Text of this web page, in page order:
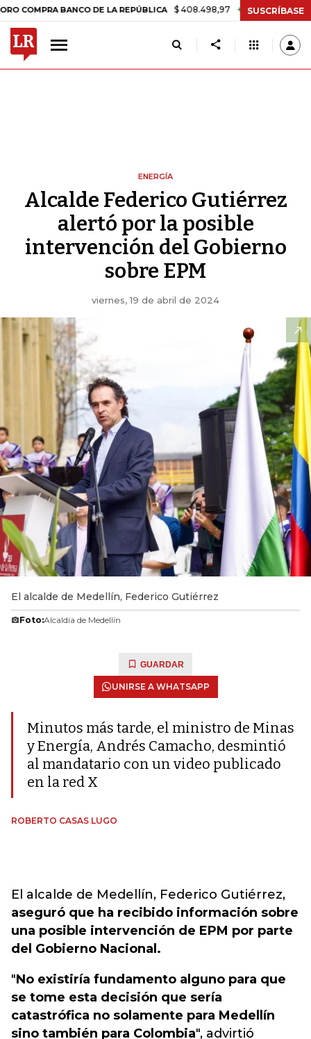
BANCO DE LA REPÚBLICA $ 408.498,97 +$ 8.753,81 +2,19%
SUSCRÍBASE
ENERGÍA
Alcalde Federico Gutiérrez
alertó por la posible
intervención del Gobierno
sobre EPM
viernes, 19 de abril de 2024
El alcalde de Medellín, Federico Gutiérrez
Foto:Alcaldía de Medellín
GUARDAR
UNIRSE A WHATSAPP
Minutos más tarde, el ministro de Minas
y Energía, Andrés Camacho, desmintió
al mandatario con un video publicado
en la red X
ROBERTO CASAS LUGO
El alcalde de Medellín, Federico Gutiérrez,
aseguró que ha recibido información sobre
una posible intervención de EPM por parte
del Gobierno Nacional.
"No existiría fundamento alguno para que
se tome esta decisión que sería
catastrófica no solamente para Medellín
sino también para Colombia", advirtió